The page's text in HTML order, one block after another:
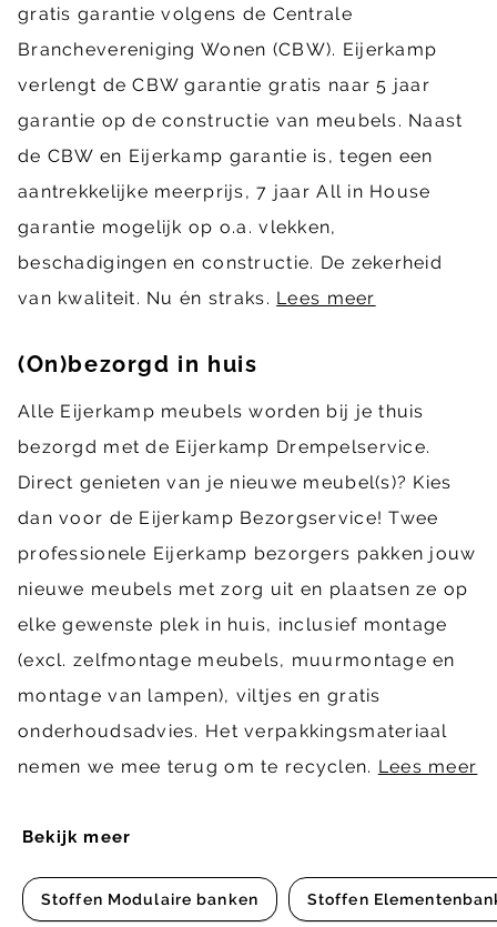
Bekijk meer
Stoffen Modulaire banken Stoffen
gratis garantie volgens de Centrale
Branchevereniging Wonen (CBW). Eijerkamp
verlengt de CBW garantie gratis naar 5 jaar
garantie op de constructie van meubels. Naast
de CBW en Eijerkamp garantie is, tegen een
aantrekkelijke meerprijs, 7 jaar All in House
garantie mogelijk op o.a. vlekken,
beschadigingen en constructie. De zekerheid
van kwaliteit. Nu én straks. Lees meer
(On)bezorgd in huis
Alle Eijerkamp meubels worden bij je thuis
bezorgd met de Eijerkamp Drempelservice.
Direct genieten van je nieuwe meubel(s)? Kies
dan voor de Eijerkamp Bezorgservice! Twee
professionele Eijerkamp bezorgers pakken jouw
nieuwe meubels met zorg uit en plaatsen ze op
elke gewenste plek in huis, inclusief montage
(excl. zelfmontage meubels, muurmontage en
montage van lampen), viltjes en gratis
onderhoudsadvies. Het verpakkingsmateriaal
nemen we mee terug om te recyclen. Lees meer